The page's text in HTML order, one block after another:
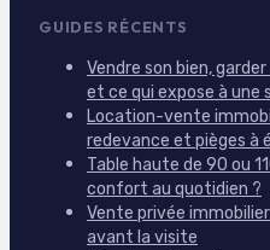
GUIDES RÉCENTS
Vendre son bien,
et ce qui expose à une
Location-vente
redevance et pièges à
Table haute de 90 ou
confort au quotidien ?
Vente privée
avant la visite